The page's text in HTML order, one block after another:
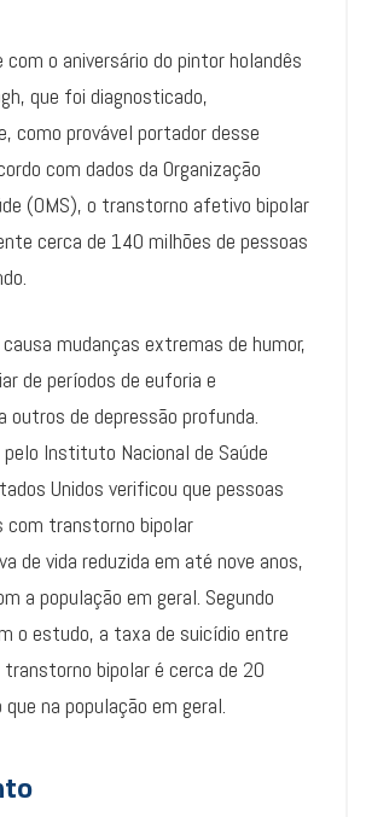
com o aniversário do pintor holandês
que foi diagnosticado,
como provável portador desse
com dados da Organização
(OMS), o transtorno afetivo bipolar
cerca de 140 milhões de pessoas
mudanças extremas de humor,
de períodos de euforia e
outros de depressão profunda.
Instituto Nacional de Saúde
Unidos verificou que pessoas
com transtorno bipolar
de vida reduzida em até nove anos,
a população em geral. Segundo
o estudo, a taxa de suicídio entre
bipolar é cerca de 20
na população em geral.